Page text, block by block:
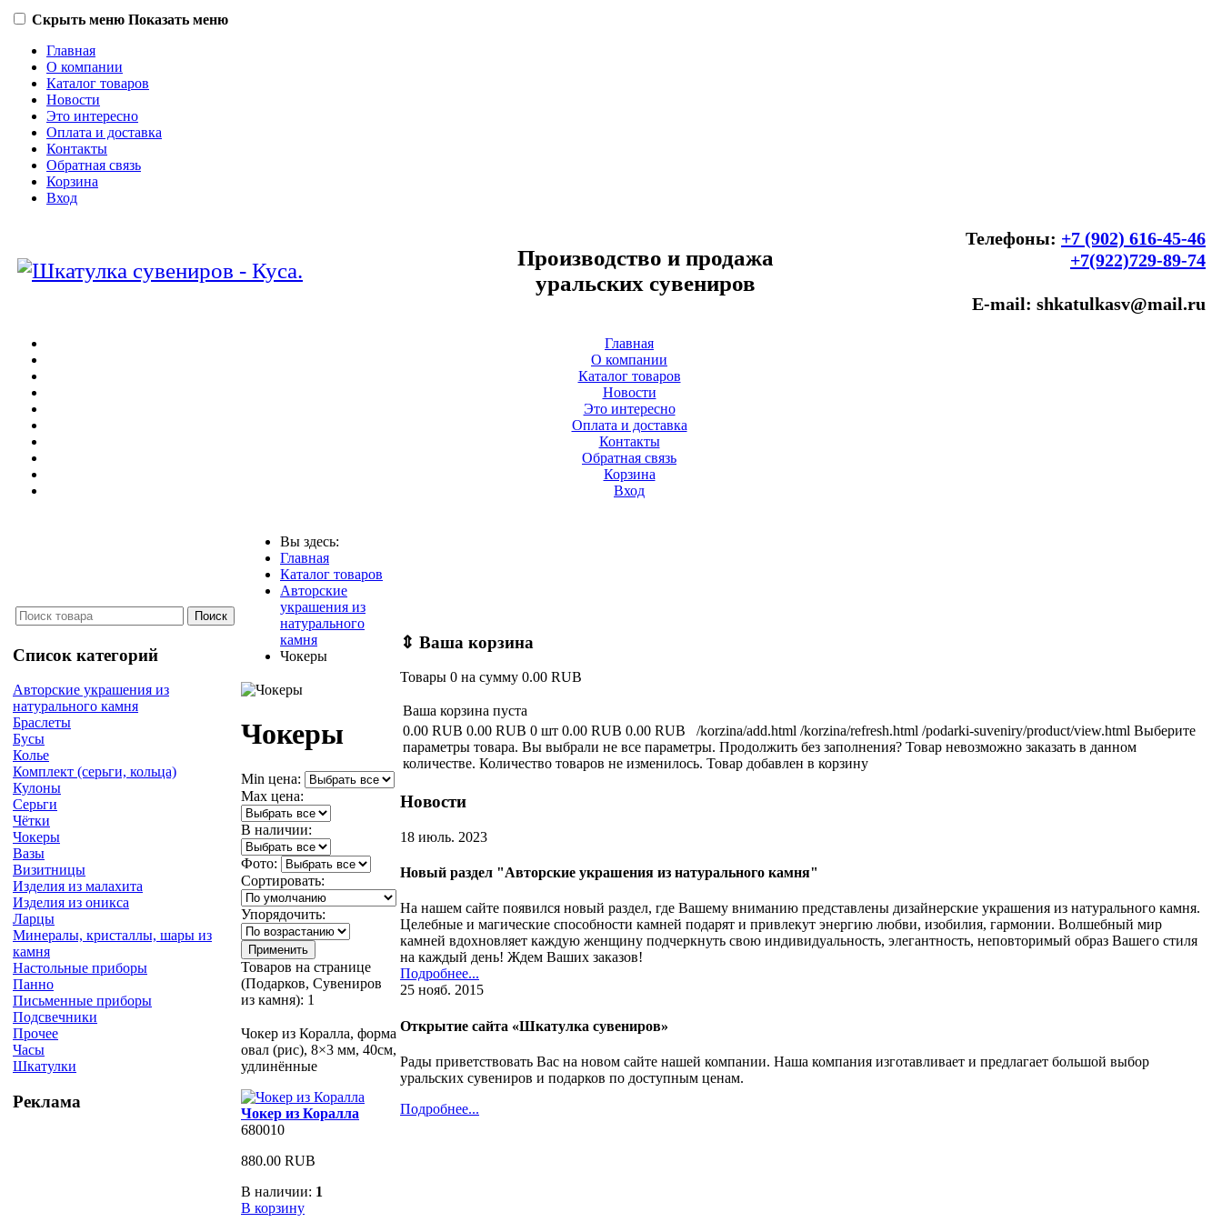
Скрыть меню Показать меню
Главная
О компании
Каталог товаров
Новости
Это интересно
Оплата и доставка
Контакты
Обратная связь
Корзина
Вход
Производство и продажа
уральских сувениров
Телефоны: +7 (902) 616-45-46
+7(922)729-89-74
E-mail: shkatulkasv@mail.ru
Главная
О компании
Каталог товаров
Новости
Это интересно
Оплата и доставка
Контакты
Обратная связь
Корзина
Вход
Список категорий
Авторские украшения из
натурального камня
Браслеты
Бусы
Колье
Комплект (серьги, кольца)
Кулоны
Серьги
Чётки
Чокеры
Вазы
Визитницы
Изделия из малахита
Изделия из оникса
Ларцы
Минералы, кристаллы, шары из
камня
Настольные приборы
Панно
Письменные приборы
Подсвечники
Прочее
Часы
Шкатулки
Реклама
Вы здесь:
Главная
Каталог товаров
Авторские
украшения из
натурального
камня
Чокеры
Чокеры
Min цена:
Max цена:
В наличии:
Фото:
Сортировать:
Упорядочить:
Товаров на странице
(Подарков, Сувениров
из камня): 1
Чокер из Коралла, форма
овал (рис), 8×3 мм, 40см,
удлинённые
Чокер из Коралла
680010
880.00 RUB
В наличии: 1
В корзину
⇕ Ваша корзина
Товары 0 на сумму 0.00 RUB
Ваша корзина пуста
0.00 RUB 0.00 RUB 0 шт 0.00 RUB 0.00 RUB /korzina/add.html /korzina/refresh.html /podarki-suveniry/product/view.html Выберите
параметры товара. Вы выбрали не все параметры. Продолжить без заполнения? Товар невозможно заказать в данном
количестве. Количество товаров не изменилось. Товар добавлен в корзину
Новости
18 июль. 2023
Новый раздел "Авторские украшения из натурального камня"
На нашем сайте появился новый раздел, где Вашему вниманию представлены дизайнерские украшения из натурального камня.
Целебные и магические способности камней подарят и привлекут энергию любви, изобилия, гармонии. Волшебный мир
камней вдохновляет каждую женщину подчеркнуть свою индивидуальность, элегантность, неповторимый образ Вашего стиля
на каждый день! Ждем Ваших заказов!
Подробнее...
25 нояб. 2015
Открытие сайта «Шкатулка сувениров»
Рады приветствовать Вас на новом сайте нашей компании. Наша компания изготавливает и предлагает большой выбор
уральских сувениров и подарков по доступным ценам.
Подробнее...